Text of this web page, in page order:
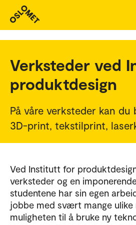
Verksteder ved
produktdesign
På våre verksteder kan
3D-print, tekstilprint,
Ved Institutt for
verksteder og en
studentene har sin egen
jobbe med svært mange ulike
muligheten til å bruke ny